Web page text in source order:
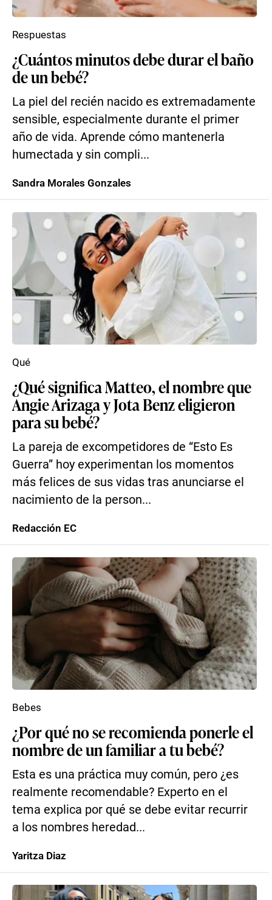
¿Cuántos minutos debe durar el baño
de un bebé?
La piel del recién nacido es extremadamente
sensible, especialmente durante el primer
año de vida. Aprende cómo mantenerla
humectada y sin compli...
Respuestas
Sandra Morales Gonzales
¿Qué significa Matteo, el nombre que
Angie Arizaga y Jota Benz eligieron
para su bebé?
La pareja de excompetidores de “Esto Es
Guerra” hoy experimentan los momentos
más felices de sus vidas tras anunciarse el
nacimiento de la person...
Qué
Redacción EC
¿Por qué no se recomienda ponerle el
nombre de un familiar a tu bebé?
Esta es una práctica muy común, pero ¿es
realmente recomendable? Experto en el
tema explica por qué se debe evitar recurrir
a los nombres heredad...
Bebes
Yaritza Diaz